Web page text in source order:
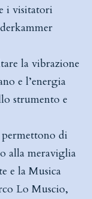
i visitatori
la vibrazione
e l’energia
strumento e
di
alla meraviglia
e la Musica
Lo Muscio,